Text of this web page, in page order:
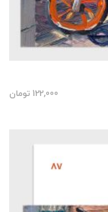
122,000 تومان